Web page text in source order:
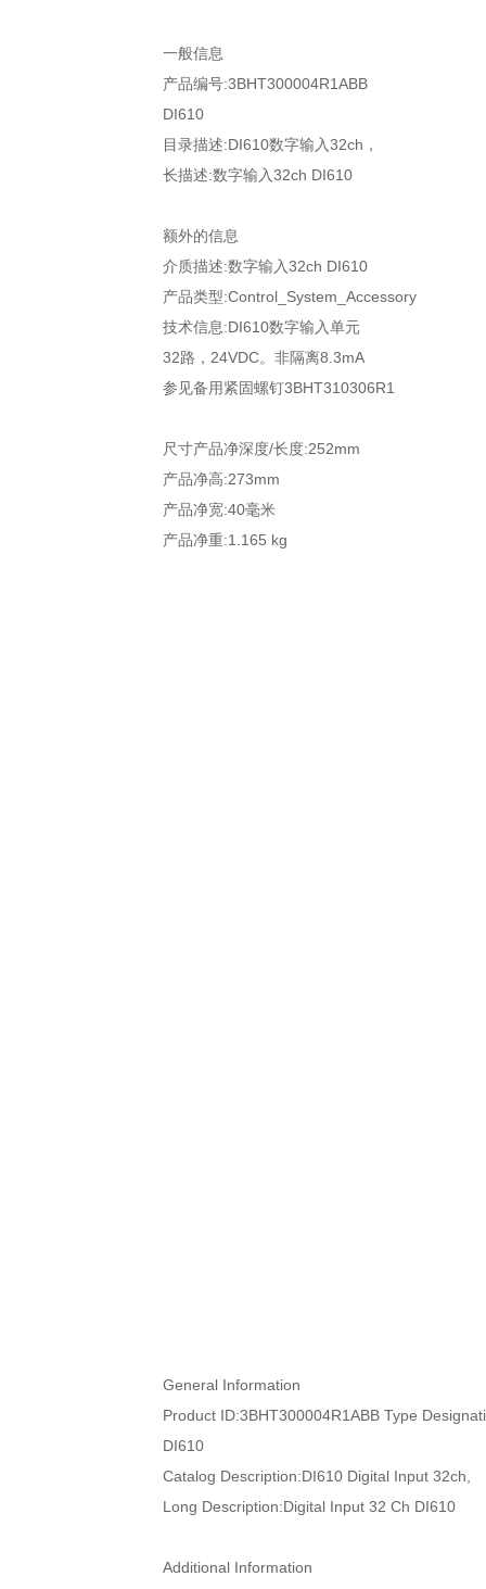
一般信息
产品编号:3BHT300004R1ABB
DI610
目录描述:DI610数字输入32ch，
长描述:数字输入32ch DI610
额外的信息
介质描述:数字输入32ch DI610
产品类型:Control_System_Accessory
技术信息:DI610数字输入单元
32路，24VDC。非隔离8.3mA
参见备用紧固螺钉3BHT310306R1
尺寸产品净深度/长度:252mm
产品净高:273mm
产品净宽:40毫米
产品净重:1.165 kg
General Information
Product ID:3BHT300004R1ABB Type
DI610
Catalog Description:DI610 Digital Input 32ch,
Long Description:Digital Input 32 Ch DI610
Additional Information